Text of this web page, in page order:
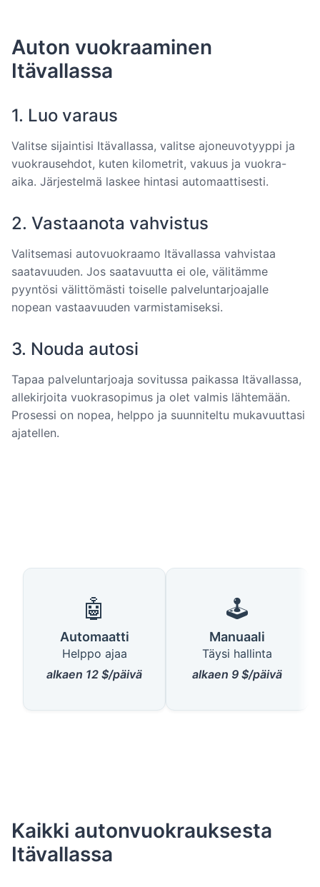
Auton vuokraaminen
Itävallassa
1. Luo varaus
Valitse sijaintisi Itävallassa, valitse ajoneuvotyyppi ja
vuokrausehdot, kuten kilometrit, vakuus ja vuokra-
aika. Järjestelmä laskee hintasi automaattisesti.
2. Vastaanota vahvistus
Valitsemasi autovuokraamo Itävallassa vahvistaa
saatavuuden. Jos saatavuutta ei ole, välitämme
pyyntösi välittömästi toiselle palveluntarjoajalle
nopean vastaavuuden varmistamiseksi.
3. Nouda autosi
Tapaa palveluntarjoaja sovitussa paikassa Itävallassa,
allekirjoita vuokrasopimus ja olet valmis lähtemään.
Prosessi on nopea, helppo ja suunniteltu mukavuuttasi
ajatellen.
🤖
Automaatti
Helppo ajaa
alkaen 12 $/päivä
🕹️
Manuaali
Täysi hallinta
alkaen 9 $/päivä
Kaikki autonvuokrauksesta
Itävallassa